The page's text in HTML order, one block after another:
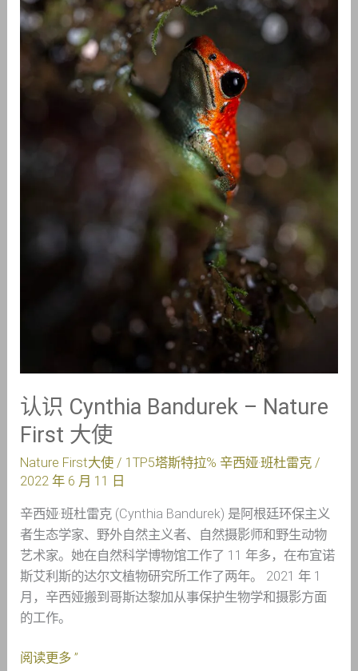
认识 Cynthia Bandurek – Nature
First 大使
Nature First大使 / 1TP5塔斯特拉% 辛西娅·班杜雷克/
2022 年 6 月 11 日
辛西娅·班杜雷克 (Cynthia Bandurek) 是阿根廷环保主义
者生态学家、野外自然主义者、自然摄影师和野生动物
艺术家。她在自然科学博物馆工作了 11 年多，在布宜诺
斯艾利斯的达尔文植物研究所工作了两年。 2021 年 1
月，辛西娅搬到哥斯达黎加从事保护生物学和摄影方面
的工作。
Nature
First
阅读更多 ”